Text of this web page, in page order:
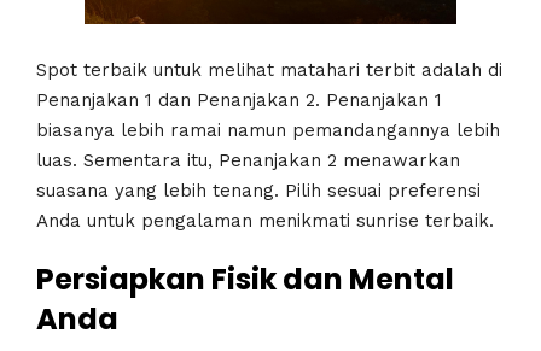
Spot terbaik untuk melihat matahari terbit adalah di
Penanjakan 1 dan Penanjakan 2. Penanjakan 1
biasanya lebih ramai namun pemandangannya lebih
luas. Sementara itu, Penanjakan 2 menawarkan
suasana yang lebih tenang. Pilih sesuai preferensi
Anda untuk pengalaman menikmati sunrise terbaik.
Persiapkan Fisik dan Mental
Anda